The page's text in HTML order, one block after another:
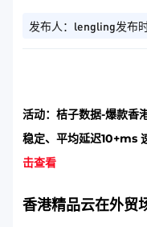
发布人：lengling发布
活动：桔子数据-爆款香
稳定、平均延迟10+ms
击查看
香港精品云在外贸